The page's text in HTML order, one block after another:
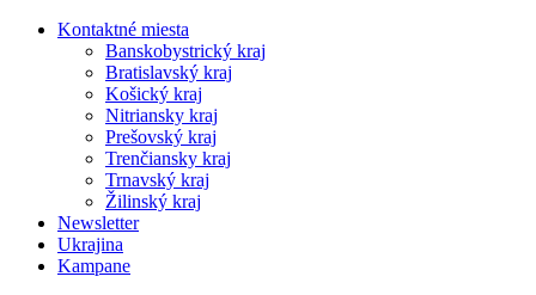
Kontaktné miesta
Banskobystrický kraj
Bratislavský kraj
Košický kraj
Nitriansky kraj
Prešovský kraj
Trenčiansky kraj
Trnavský kraj
Žilinský kraj
Newsletter
Ukrajina
Kampane